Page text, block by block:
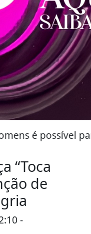
para
“Toca
de
-